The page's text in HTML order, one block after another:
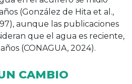
(González de Hita et al.,
aunque las publicaciones
que el agua es reciente,
(CONAGUA, 2024).
CAMBIO